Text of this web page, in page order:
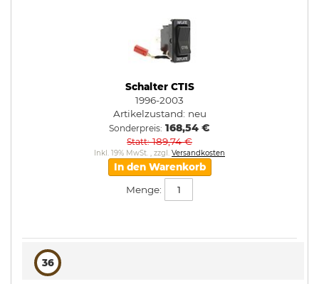
Schalter CTIS
1996-2003
Artikelzustand: neu
Sonderpreis 168,54 €
Statt 189,74 €
Inkl. 19% MwSt. , zzgl. Versandkosten
In den Warenkorb
Menge:
36